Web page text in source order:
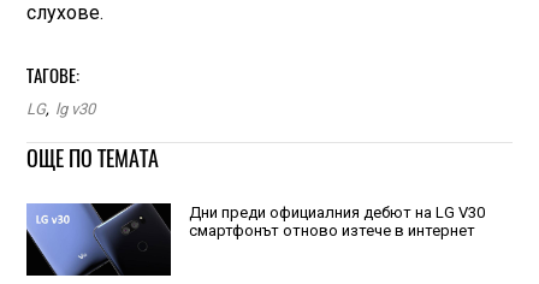
слухове.
ТАГОВЕ:
LG, lg v30
ОЩЕ ПО ТЕМАТА
Дни преди официалния дебют на LG V30
смартфонът отново изтече в интернет